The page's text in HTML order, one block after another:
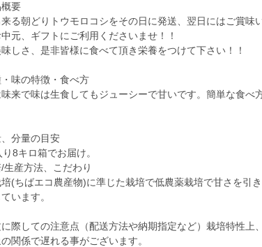
要
る朝どりトウモロコシをその日に発送、翌日にはご賞味
元、ギフトにご利用くださいませ！！
しさ、是非皆様に食べて頂き栄養をつけて下さい！！
味の特徴・食べ方
来で味は生食してもジューシーで甘いです。簡単な食べ
分量の目安
8キロ箱でお届け。
産方法、こだわり
(ちばエコ農産物)に準じた栽培で低農薬栽培で甘さを引
います。
際しての注意点（配送方法や納期指定など）栽培特性上
関係で遅れる事がございます。